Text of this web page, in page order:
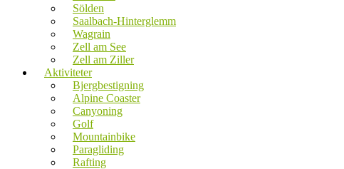
Sölden
Saalbach-Hinterglemm
Wagrain
Zell am See
Zell am Ziller
Aktiviteter
Bjergbestigning
Alpine Coaster
Canyoning
Golf
Mountainbike
Paragliding
Rafting